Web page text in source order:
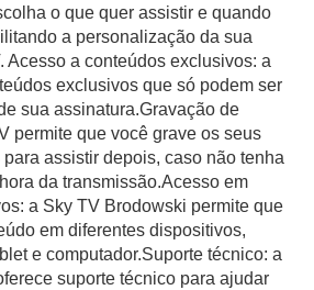
o que quer assistir e quando
a personalização da sua
Acesso a conteúdos exclusivos: a
exclusivos que só podem ser
sua assinatura.Gravação de
permite que você grave os seus
assistir depois, caso não tenha
da transmissão.Acesso em
a Sky TV Brodowski permite que
em diferentes dispositivos,
e computador.Suporte técnico: a
suporte técnico para ajudar